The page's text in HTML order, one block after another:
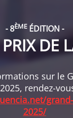
- 8ÈMEÉDITION -
DE
sur le
rendez-
2025/